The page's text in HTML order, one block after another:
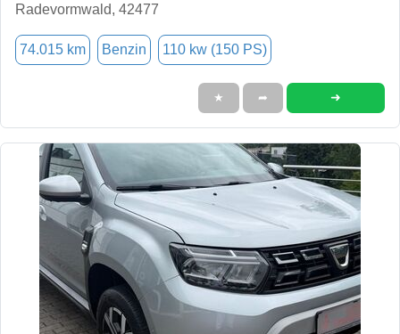
Radevormwald, 42477
74.015 km Benzin 110 kw (150 PS)
★ ➦ ➜